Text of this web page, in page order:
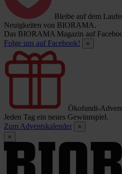
Bleibe auf dem
Neuigkeiten von BIORAMA.
Das BIORAMA Magazin auf
Folge uns auf Facebook!
×
Ökofundi-
Jeden Tag ein neues Gewinnspiel.
Zum Adventskalender
×
×